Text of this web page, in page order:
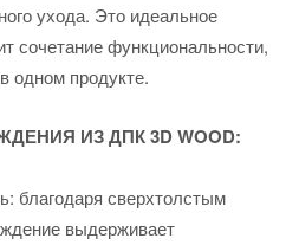
ухода. Это идеальное
сочетание функциональности,
одном продукте.
ИЗ ДПК 3D WOOD:
благодаря сверхтолстым
выдерживает